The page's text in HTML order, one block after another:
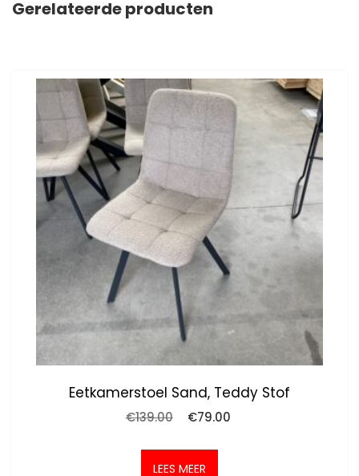
Gerelateerde producten
Eetkamerstoel Sand, Teddy Stof
€139.00
Oorspronkelijke
was:
€139.00.
€79.00
LEES MEER